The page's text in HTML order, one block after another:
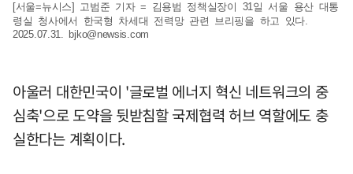
[서울=뉴시스] 고범준 기자 = 김용범 정책실장이 31일 서울 용산 대통
령실 청사에서 한국형 차세대 전력망 관련 브리핑을 하고 있다.
2025.07.31. bjko@newsis.com
아울러 대한민국이 '글로벌 에너지 혁신 네트워크의 중
심축'으로 도약을 뒷받침할 국제협력 허브 역할에도 충
실한다는 계획이다.